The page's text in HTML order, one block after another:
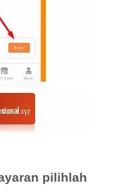
pilihlah